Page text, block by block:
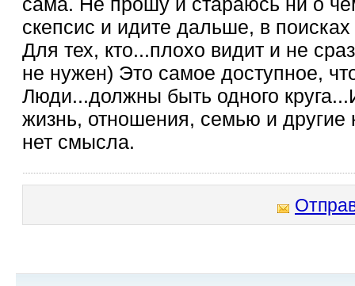
скепсис и идите дальше, в
Для тех, кто...плохо видит и не
не нужен) Это самое доступное,
Люди...должны быть одного
жизнь, отношения, семью и
нет смысла.